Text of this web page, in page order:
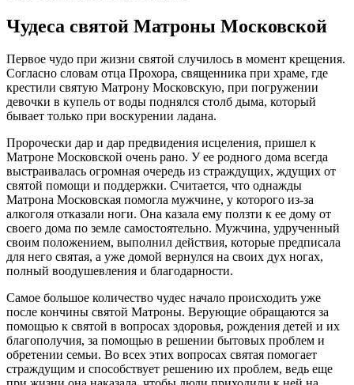
Чудеса святой Матроны Московской
Первое чудо при жизни святой случилось в момент крещения.
Согласно словам отца Прохора, священника при храме, где
крестили святую Матрону Московскую, при погружении
девочки в купель от воды поднялся столб дыма, который
бывает только при воскурении ладана.
Пророчески дар и дар предвидения исцеления, пришел к
Матроне Московской очень рано. У ее родного дома всегда
выстраивалась огромная очередь из страждущих, ждущих от
святой помощи и поддержки. Считается, что однажды
Матрона Московская помогла мужчине, у которого из-за
алкоголя отказали ноги. Она казала ему ползти к ее дому от
своего дома по земле самостоятельно. Мужчина, удрученный
своим положением, выполнил действия, которые предписала
для него святая, а уже домой вернулся на своих дух ногах,
полный воодушевления и благодарности.
Самое большое количество чудес начало происходить уже
после кончины святой Матроны. Верующие обращаются за
помощью к святой в вопросах здоровья, рождения детей и их
благополучия, за помощью в решении бытовых проблем и
обретении семьи. Во всех этих вопросах святая помогает
страждущим и способствует решению их проблем, ведь еще